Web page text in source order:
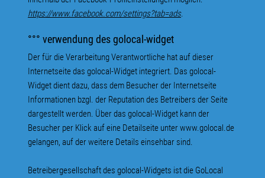
https://www.facebook.com/settings?tab=ads.
°°° verwendung des golocal-widget
Der für die Verarbeitung Verantwortliche hat auf dieser
Internetseite das golocal-Widget integriert. Das golocal-
Widget dient dazu, dass dem Besucher der Internetseite
Informationen bzgl. der Reputation des Betreibers der Seite
dargestellt werden. Über das golocal-Widget kann der
Besucher per Klick auf eine Detailseite unter www.golocal.de
gelangen, auf der weitere Details einsehbar sind.
Betreibergesellschaft des golocal-Widgets ist die GoLocal